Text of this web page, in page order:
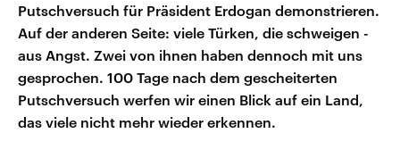
Putschversuch für Präsident Erdogan demonstrieren.
Auf der anderen Seite: viele Türken, die schweigen -
aus Angst. Zwei von ihnen haben dennoch mit uns
gesprochen. 100 Tage nach dem gescheiterten
Putschversuch werfen wir einen Blick auf ein Land,
das viele nicht mehr wieder erkennen.